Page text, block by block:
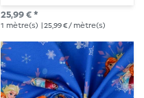
25,99 € *
1 mètre(s) | 25,99 € / mètre(s)